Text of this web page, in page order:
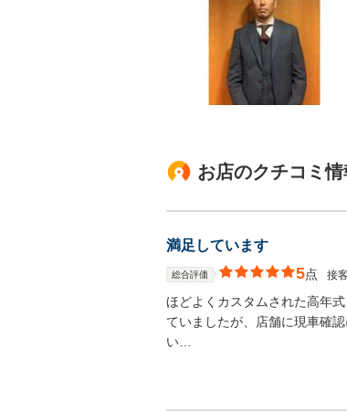
お店のクチコミ情
満足しています
総合評価 5点 接
ほどよくカスタムされた高年
ていましたが、店舗に現車確
い…